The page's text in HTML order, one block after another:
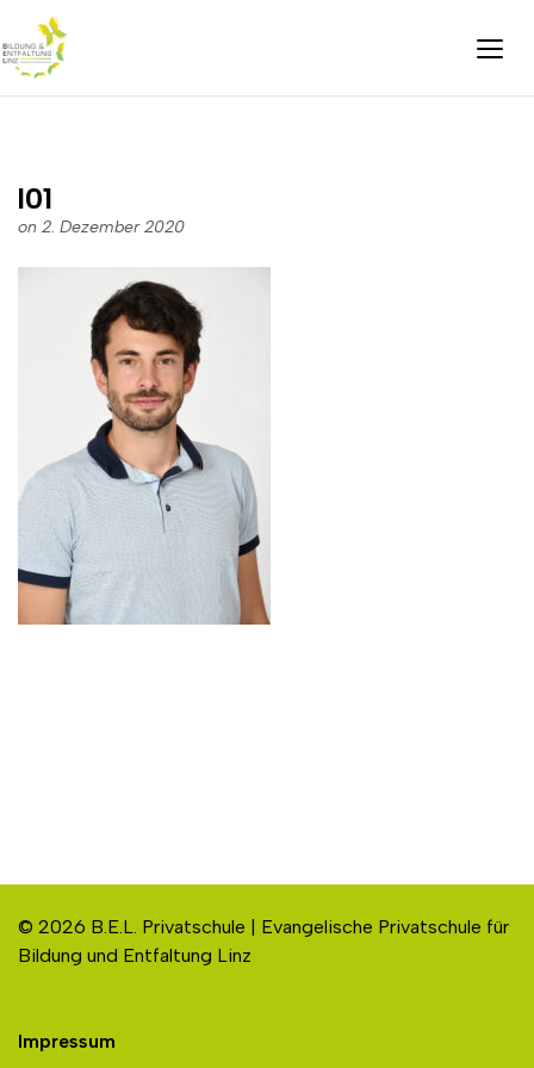
l01
on 2. Dezember 2020
© 2026 B.E.L. Privatschule | Evangelische Privatschule für
Bildung und Entfaltung Linz
Impressum